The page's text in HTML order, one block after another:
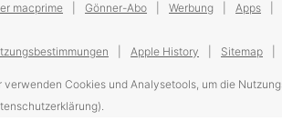
macprime Gönner-Abo Werbung Apps
Apple History Sitemap
verwenden Cookies und Analysetools, um die